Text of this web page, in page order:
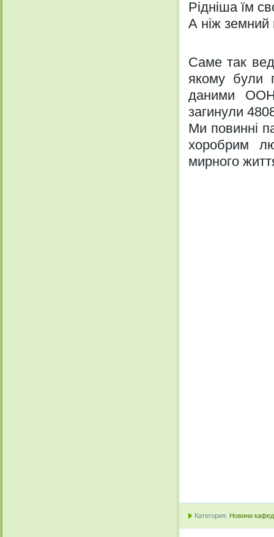
Рідніша їм
А ніж земний
Саме так
якому були
даними
загинули
Ми повинні
хоробрим
мирного
Категория: Новини